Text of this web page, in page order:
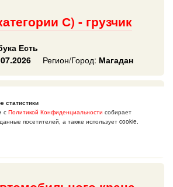
С) - грузчик
Есть
Регион/Город: Магадан
статистики
сПолитикой Конфиденциальности собирает
посетителей, а также использует cookie.